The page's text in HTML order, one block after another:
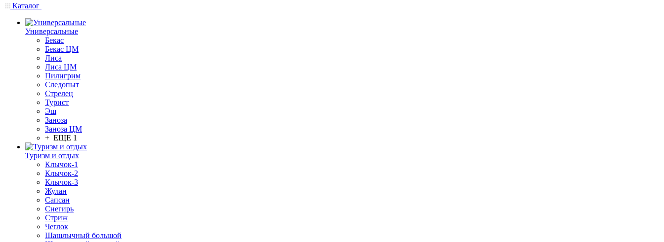
Каталог
Универсальные
Бекас
Бекас ЦМ
Лиса
Лиса ЦМ
Пилигрим
Следопыт
Стрелец
Турист
Эш
Заноза
Заноза ЦМ
+ ЕЩЕ 1
Туризм и отдых
Клычок-1
Клычок-2
Клычок-3
Жулан
Сапсан
Снегирь
Стриж
Чеглок
Шашлычный большой